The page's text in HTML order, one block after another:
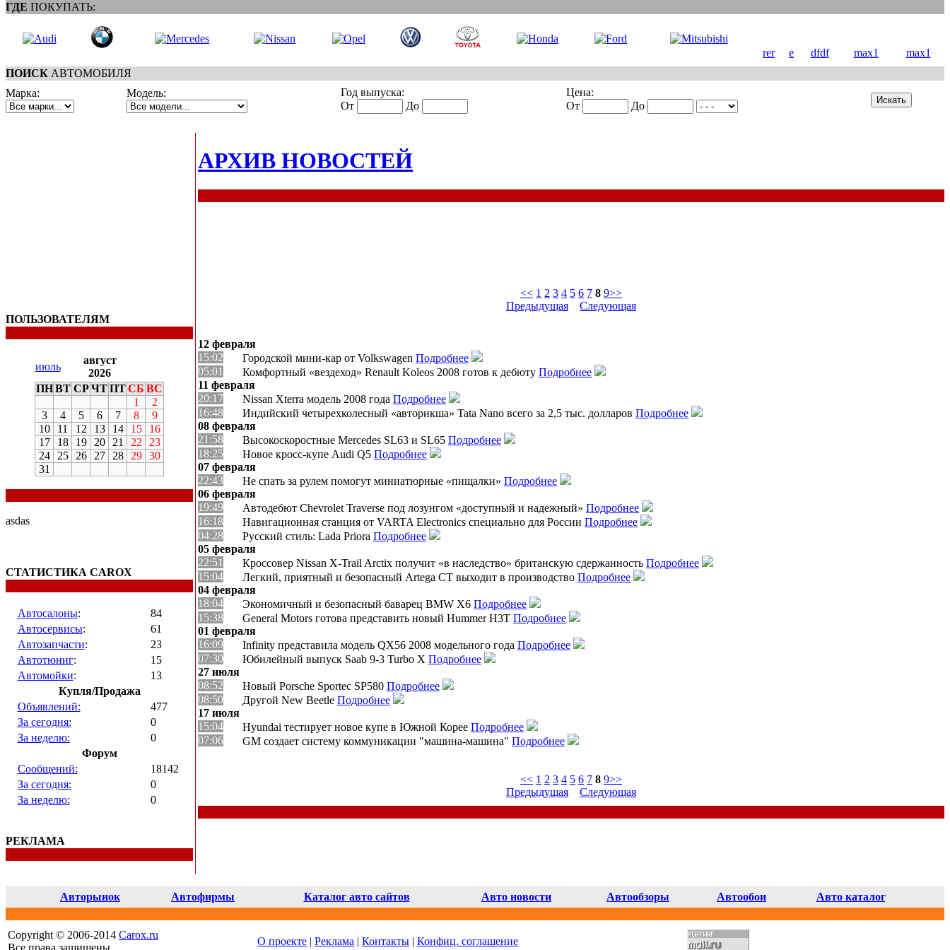
ГДЕ ПОКУПАТЬ:
rer e dfdf max1
max1
ПОИСК АВТОМОБИЛЯ
Марка:
Модель:
Год выпуска:
От
До
Цена:
От
До
ПОЛЬЗОВАТЕЛЯМ
июль
август
2026
ПН ВТ СР ЧТПТСБ ВС
1
2
3
4 5 6 7 8
9
10
11 12 13 14 15
16
17
18 19 20 21 22
23
24
25 26 27 28 29
30
31
asdas
СТАТИСТИКА CAROX
Автосалоны:
84
Автосервисы:
61
Автозапчасти:
23
Автотюниг:
15
Автомойки:
13
Купля/Продажа
Объявлений:
477
За сегодня:
0
За неделю:
0
Форум
Сообщений:
18142
За сегодня:
0
За неделю:
0
РЕКЛАМА
АРХИВ НОВОСТЕЙ
<< 1 2 3 4 5 6 7 8 9>>
Предыдущая
Следующая
12 февраля
15:02
Городской мини-кар от Volkswagen Подробнее
05:01
Комфортный «вездеход» Renault Koleos 2008 готов к дебюту Подробнее
11 февраля
20:17
Nissan Xterra модель 2008 года Подробнее
16:48
Индийский четырехколесный «авторикша» Tata Nano всего за 2,5 тыс. долларов Подробнее
08 февраля
21:58
Высокоскоростные Mercedes SL63 и SL65 Подробнее
18:25
Новое кросс-купе Audi Q5 Подробнее
07 февраля
22:43
Не спать за рулем помогут миниатюрные «пищалки» Подробнее
06 февраля
19:49
Автодебют Chevrolet Traverse под лозунгом «доступный и надежный» Подробнее
16:18
Навигационная станция от VARTA Electronics специально для России Подробнее
04:28
Русский стиль: Lada Priora Подробнее
05 февраля
22:51
Кроссовер Nissan X-Trail Arctix получит «в наследство» британскую сдержанность Подробнее
15:04
Легкий, приятный и безопасный Artega CT выходит в производство Подробнее
04 февраля
18:04
Экономичный и безопасный баварец BMW X6 Подробнее
15:38
General Motors готова представить новый Hummer H3T Подробнее
01 февраля
16:09
Infinity представила модель QX56 2008 модельного года Подробнее
07:30
Юбилейный выпуск Saab 9-3 Turbo X Подробнее
27 июля
08:52
Новый Porsche Sportec SP580 Подробнее
08:50
Другой New Beetle Подробнее
17 июля
15:04
Hyundai тестирует новое купе в Южной Корее Подробнее
07:06
GM создает систему коммуникации "машина-машина" Подробнее
<< 1 2 3 4 5 6 7 8 9>>
Предыдущая
Следующая
Авторынок Автофирмы Каталог авто сайтов Авто новости Автообзоры Автообои Авто каталог
Copyright © 2006-2014 Carox.ru
Все права защищены
О проекте | Реклама | Контакты | Конфиц. соглашение